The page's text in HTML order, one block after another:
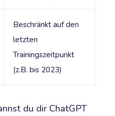
Beschränkt auf den
letzten
Trainingszeitpunkt
(z.B. bis 2023)
du dir ChatGPT